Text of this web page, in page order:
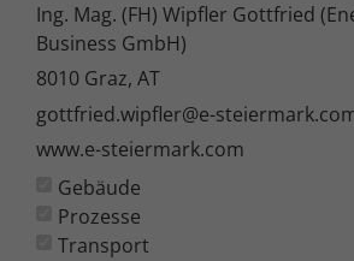
Ing. Mag. (FH) Wipfler Gottfried
Business GmbH)
8010 Graz, AT
gottfried.wipfler@e-
www.e-steiermark.com
Gebäude
Prozesse
Transport